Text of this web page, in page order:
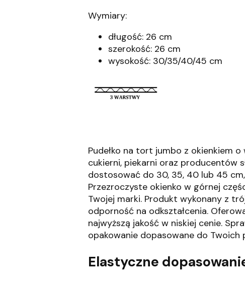
Wymiary:
długość: 26 cm
szerokość: 26 cm
wysokość: 30/35/40/45 cm
Pudełko na tort jumbo z okienkiem
cukierni, piekarni oraz producentów
dostosować do 30, 35, 40 lub 45
Przezroczyste okienko w górnej
Twojej marki. Produkt wykonany z
odporność na odkształcenia.
najwyższą jakość w niskiej cenie.
opakowanie dopasowane do Twoich
Elastyczne